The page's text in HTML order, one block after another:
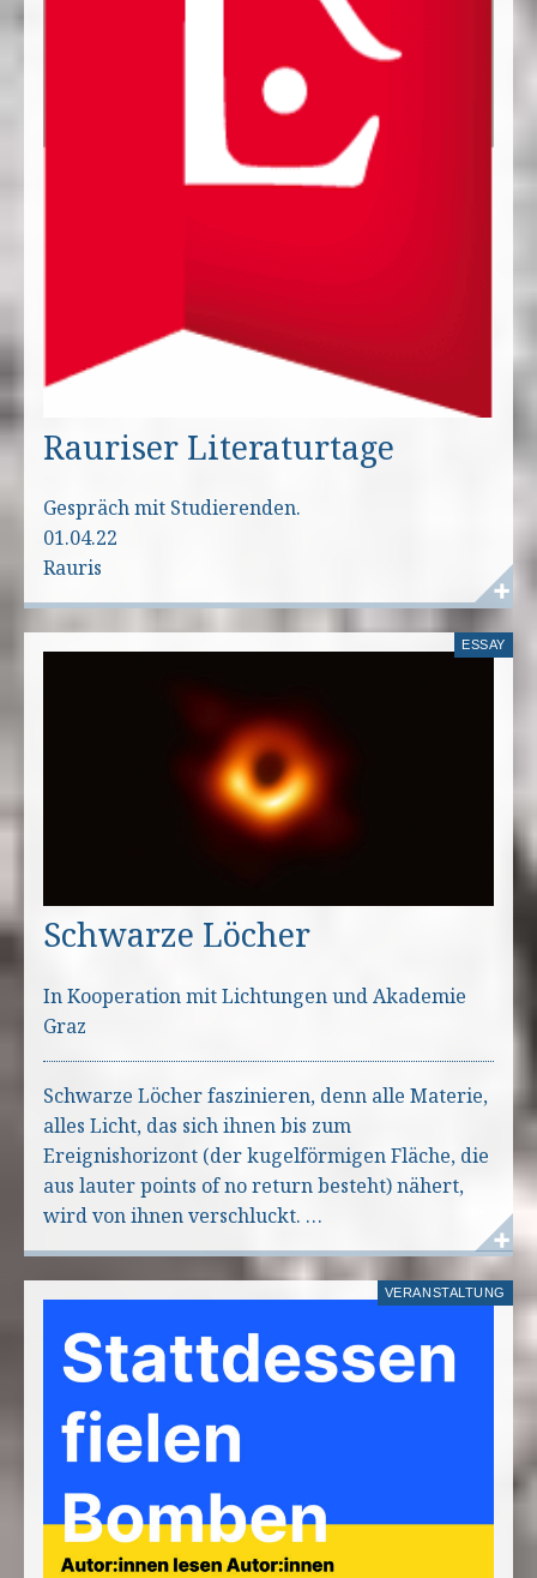
Rauriser Literaturtage
Gespräch mit Studierenden.
01.04.22
Rauris
ESSAY
Schwarze Löcher
In Kooperation mit Lichtungen und Akademie
Graz
Schwarze Löcher faszinieren, denn alle Materie,
alles Licht, das sich ihnen bis zum
Ereignishorizont (der kugelförmigen Fläche, die
aus lauter points of no return besteht) nähert,
wird von ihnen verschluckt. …
VERANSTALTUNG